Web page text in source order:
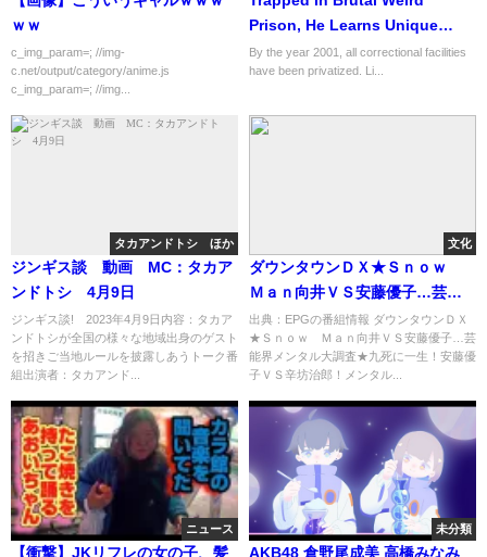
ｗｗ
c_img_param=; //img-
c.net/output/category/anime.js
c_img_param=; //img...
Prison, He Learns Unique
Skills To Escape
By the year 2001, all correctional facilities
have been privatized. Li...
タカアンドトシ ほか
ジンギス談 動画 MC：タカア
ンドトシ 4月9日
ジンギス談! 2023年4月9日内容：タカア
ンドトシが全国の様々な地域出身のゲスト
を招きご当地ルールを披露しあうトーク番
組出演者：タカアンド...
文化
ダウンタウンＤＸ★Ｓｎｏｗ
Ｍａｎ向井ＶＳ安藤優子…芸能
界メンタル大調査[字][デ]…の番
組内容解析まとめ
出典：EPGの番組情報 ダウンタウンＤＸ
★Ｓｎｏｗ Ｍａｎ向井ＶＳ安藤優子…芸
能界メンタル大調査★九死に一生！安藤優
子ＶＳ辛坊治郎！メンタル...
ニュース
【衝撃】JKリフレの女の子、髪
未分類
AKB48 倉野尾成美 高橋みなみ